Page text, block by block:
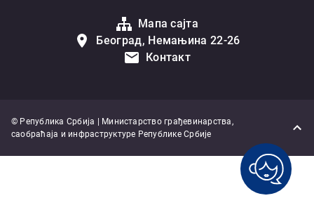
Мапа сајта
Београд, Немањина 22-26
Контакт
© Република Србија | Министарство грађевинарства,
саобраћаја и инфраструктуре Републике Србије